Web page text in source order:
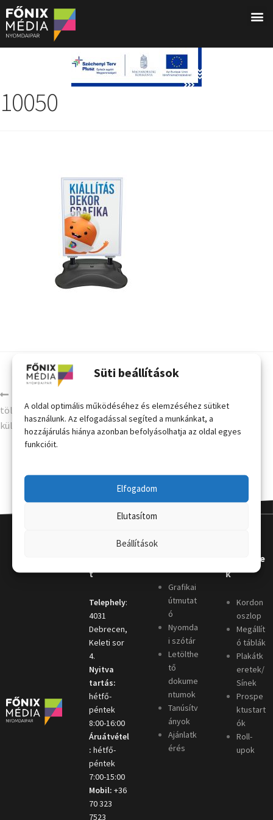
Süti beállítások
A oldal optimális működéséhez és elemzéséhez sütiket
használunk. Az elfogadással segíted a munkánkat, a
hozzájárulás hiánya azonban befolyásolhatja az oldal egyes
funkcióit.
Elfogadom
Elutasítom
Beállítások
10050
tölthető talppal (kétoldalas
kültéri)
t
Telephely:
4031
Debrecen,
Keleti sor
4.
Nyitva
tartás:
hétfő-
péntek
8:00-16:00
Áruátvétel
: hétfő-
péntek
7:00-15:00
Mobil: +36
70 323
7523
Grafikai
útmutat
ó
Nyomda
i szótár
Letölthe
tő
dokume
ntumok
Tanúsítv
ányok
Ajánlatk
érés
Terméke
k
Kordon
oszlop
Megállít
ó táblák
Plakátk
eretek/
Sínek
Prospe
ktustart
ók
Roll-
upok